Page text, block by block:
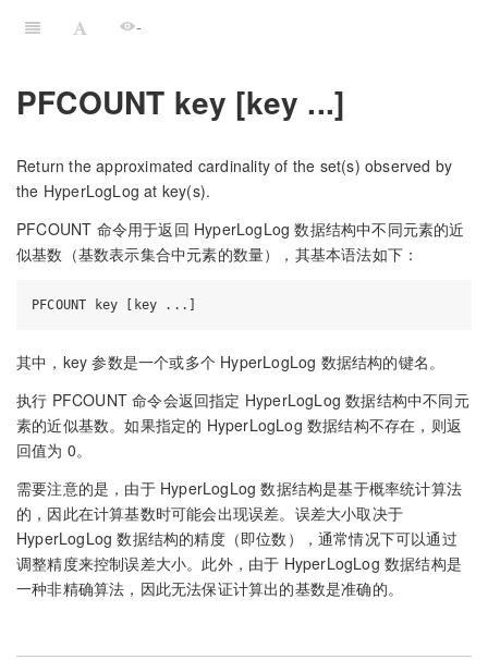
-
PFCOUNT key [key ...]
Return the approximated cardinality of the set(s) observed by
the HyperLogLog at key(s).
PFCOUNT 命令用于返回 HyperLogLog 数据结构中不同元素的近
似基数（基数表示集合中元素的数量），其基本语法如下：
其中，key 参数是一个或多个 HyperLogLog 数据结构的键名。
执行 PFCOUNT 命令会返回指定 HyperLogLog 数据结构中不同元
素的近似基数。如果指定的 HyperLogLog 数据结构不存在，则返
回值为 0。
需要注意的是，由于 HyperLogLog 数据结构是基于概率统计算法
的，因此在计算基数时可能会出现误差。误差大小取决于
HyperLogLog 数据结构的精度（即位数），通常情况下可以通过
调整精度来控制误差大小。此外，由于 HyperLogLog 数据结构是
一种非精确算法，因此无法保证计算出的基数是准确的。